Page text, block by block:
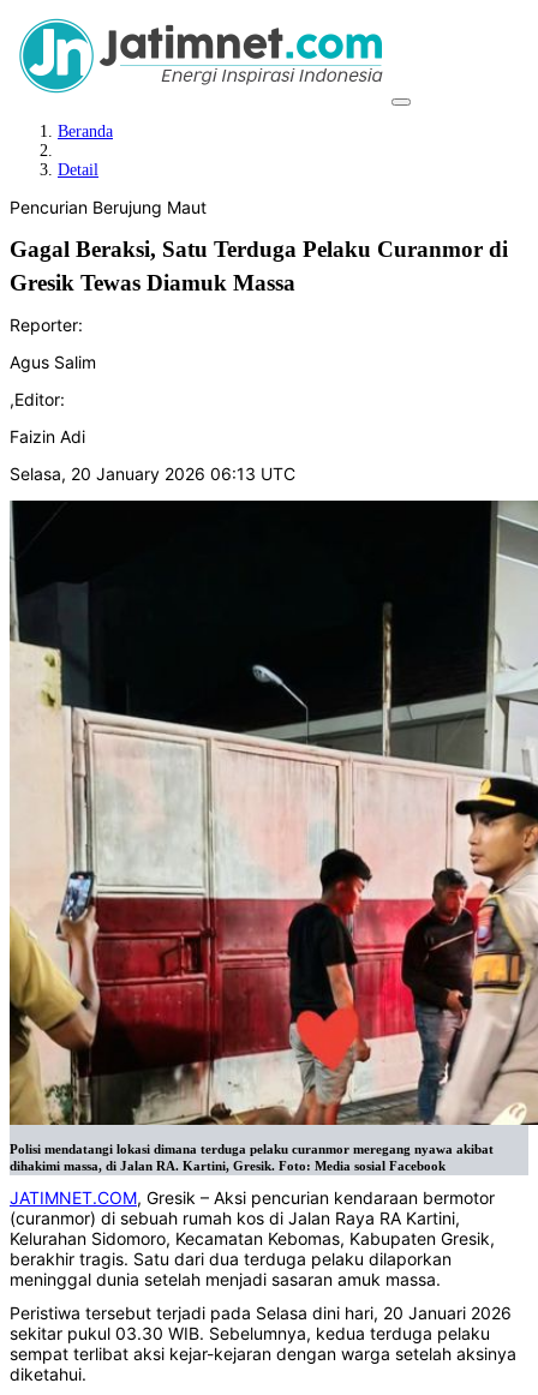
Beranda
Detail
Pencurian Berujung Maut
Gagal Beraksi, Satu Terduga Pelaku Curanmor di
Gresik Tewas Diamuk Massa
Reporter:
Agus Salim
,Editor:
Faizin Adi
Selasa, 20 January 2026 06:13 UTC
Polisi mendatangi lokasi dimana terduga pelaku curanmor meregang nyawa akibat
dihakimi massa, di Jalan RA. Kartini, Gresik. Foto: Media sosial Facebook
JATIMNET.COM, Gresik – Aksi pencurian kendaraan bermotor
(curanmor) di sebuah rumah kos di Jalan Raya RA Kartini,
Kelurahan Sidomoro, Kecamatan Kebomas, Kabupaten Gresik,
berakhir tragis. Satu dari dua terduga pelaku dilaporkan
meninggal dunia setelah menjadi sasaran amuk massa.
Peristiwa tersebut terjadi pada Selasa dini hari, 20 Januari 2026
sekitar pukul 03.30 WIB. Sebelumnya, kedua terduga pelaku
sempat terlibat aksi kejar-kejaran dengan warga setelah aksinya
diketahui.